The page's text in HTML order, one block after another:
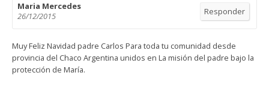
Responder
Maria Mercedes
26/12/2015
Muy Feliz Navidad padre Carlos Para toda tu comunidad desde
provincia del Chaco Argentina unidos en La misión del padre bajo la
protección de María.